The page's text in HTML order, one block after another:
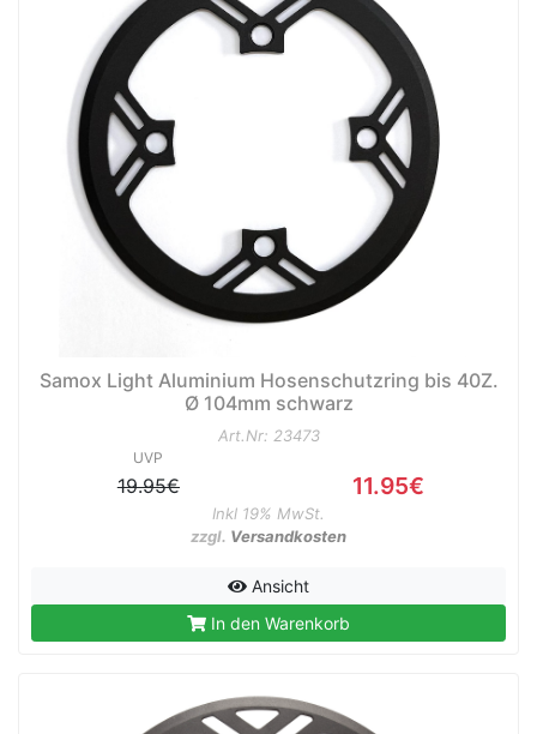
Samox Light Aluminium Hosenschutzring bis 40Z.
Ø 104mm schwarz
Art.Nr: 23473
UVP
19.95€ 11.95€
Inkl 19% MwSt.
zzgl. Versandkosten
Ansicht
In den Warenkorb